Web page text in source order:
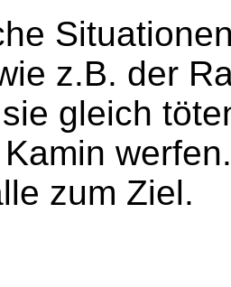
z.B. der
gleich
zum Ziel.